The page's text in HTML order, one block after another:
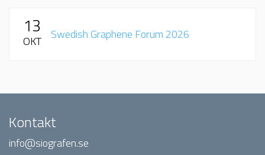
13
OKT Swedish Graphene Forum 2026
Kontakt
info@siografen.se